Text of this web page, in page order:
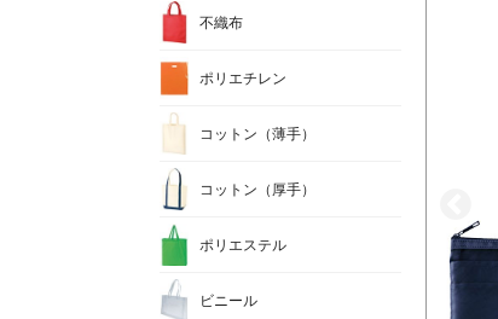
不織布
ポリエチレン
コットン（薄手）
コットン（厚手）
ポリエステル
ビニール